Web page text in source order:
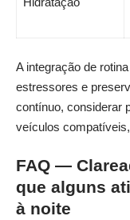
A integração de
estressores e
contínuo, considerar
veículos
FAQ —
que alguns
à noite